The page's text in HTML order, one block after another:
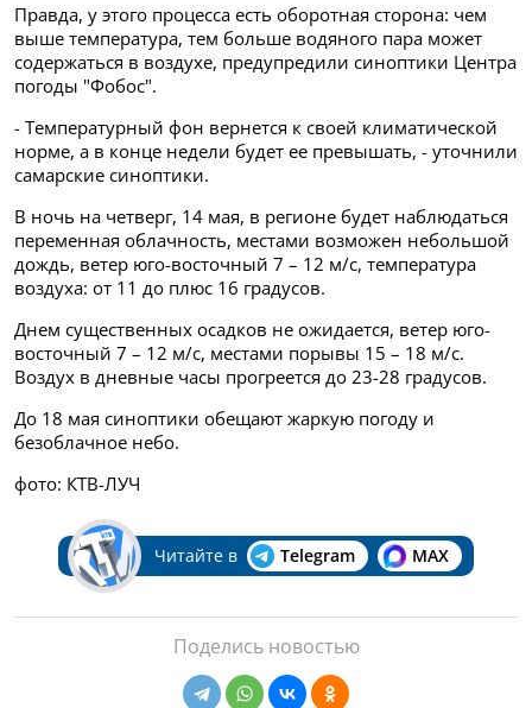
Правда, у этого процесса есть оборотная сторона: чем
выше температура, тем больше водяного пара может
содержаться в воздухе, предупредили синоптики Центра
погоды "Фобос".
- Температурный фон вернется к своей климатической
норме, а в конце недели будет ее превышать, - уточнили
самарские синоптики.
В ночь на четверг, 14 мая, в регионе будет наблюдаться
переменная облачность, местами возможен небольшой
дождь, ветер юго-восточный 7 – 12 м/с, температура
воздуха: от 11 до плюс 16 градусов.
Днем существенных осадков не ожидается, ветер юго-
восточный 7 – 12 м/с, местами порывы 15 – 18 м/с.
Воздух в дневные часы прогреется до 23-28 градусов.
До 18 мая синоптики обещают жаркую погоду и
безоблачное небо.
фото: КТВ-ЛУЧ
Читайте в Telegram MAX
Поделись новостью